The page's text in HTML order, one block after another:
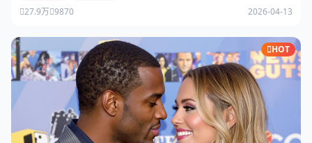
27.9万 9870 2026-04-13
HOT